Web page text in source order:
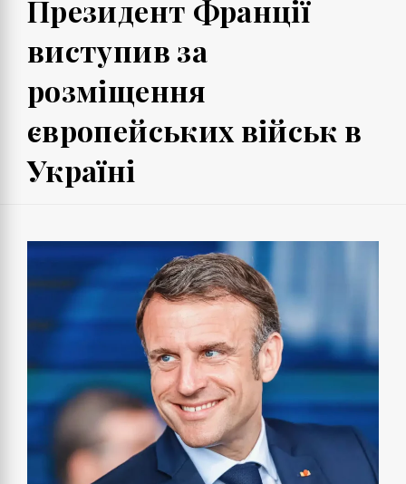
Президент Франції
виступив за
розміщення
європейських військ в
Україні